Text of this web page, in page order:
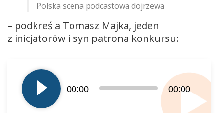
Polska scena podcastowa dojrzewa
– podkreśla Tomasz Majka, jeden
z inicjatorów i syn patrona konkursu:
plików
dźwiękowych
00:00 00:00